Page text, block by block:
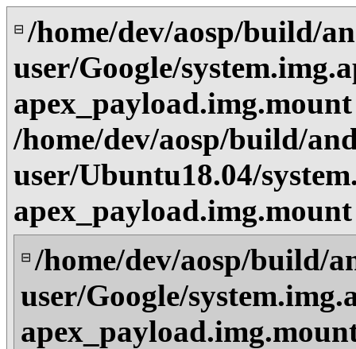
⊟ /home/dev/aosp/build/
user/Google/
apex_payload.img.mount
/home/dev/aosp/build/
user/Ubuntu18.04/
apex_payload.img.mount
⊟ /home/dev/aosp/build/
user/Google/